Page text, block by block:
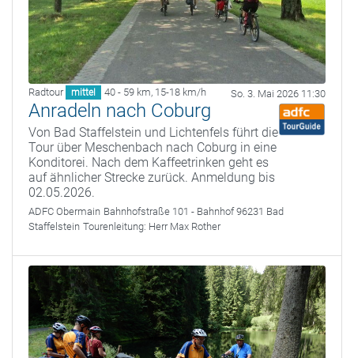
Radtour mittel 40 - 59 km, 15-18 km/h So. 3. Mai 2026 11:30
Anradeln nach Coburg
Von Bad Staffelstein und Lichtenfels führt die
Tour über Meschenbach nach Coburg in eine
Konditorei. Nach dem Kaffeetrinken geht es
auf ähnlicher Strecke zurück. Anmeldung bis
02.05.2026.
ADFC Obermain Bahnhofstraße 101 - Bahnhof 96231 Bad
Staffelstein Tourenleitung: Herr Max Rother